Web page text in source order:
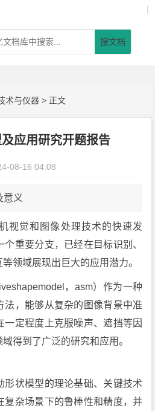
|
搜文档
术与仪器 > 正文
应用研究开题报告
08-16 04:08
意义
视觉和图像处理技术的快速发
重要分支，已经在目标识别、
领域展现出巨大的应用潜力。
，asm）作为一种
法，能够从复杂的图像背景中准
一定程度上克服噪声、遮挡等因
得到了广泛的研究和应用。
形状模型的理论基础、关键技术
复杂场景下的鲁棒性和精度，并